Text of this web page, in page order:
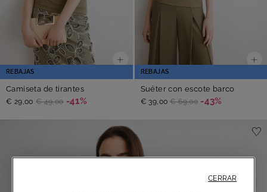
REBAJAS
Camiseta de tirantes
€ 29,00 € 49,00 -41%
REBAJAS
Suéter con escote barco
€ 39,00 € 69,00 -43%
CERRAR